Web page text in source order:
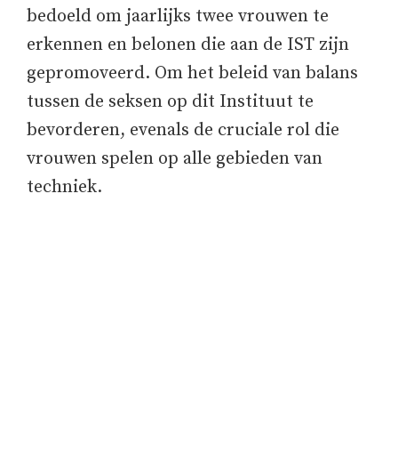
bedoeld om jaarlijks twee vrouwen te
erkennen en belonen die aan de IST zijn
gepromoveerd. Om het beleid van balans
tussen de seksen op dit Instituut te
bevorderen, evenals de cruciale rol die
vrouwen spelen op alle gebieden van
techniek.